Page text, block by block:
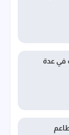
في عدة